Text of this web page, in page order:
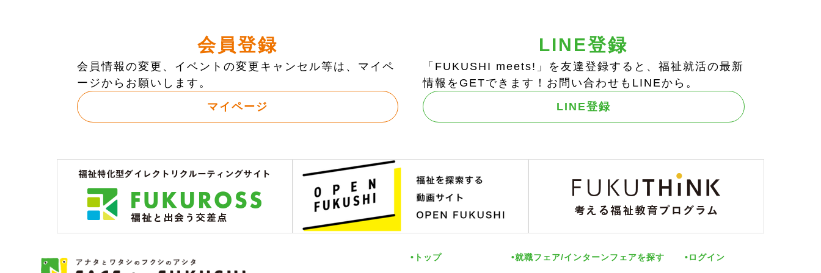
会員登録
会員情報の変更、イベントの変更キャンセル等は、マイペ
ージからお願いします。
マイページ
LINE登録
「FUKUSHI meets!」を友達登録すると、福祉就活の最新
情報をGETできます！お問い合わせもLINEから。
LINE登録
トップ 就職フェア/インターンフェアを探す ログイン